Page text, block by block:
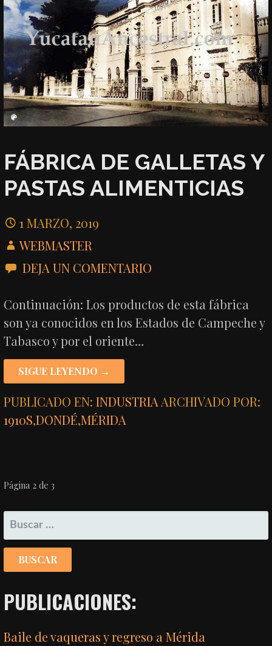
FÁBRICA DE GALLETAS Y
PASTAS ALIMENTICIAS
1 MARZO, 2019
WEBMASTER
DEJA UN COMENTARIO
Continuación: Los productos de esta fábrica
son ya conocidos en los Estados de Campeche y
Tabasco y por el oriente…
SIGUE LEYENDO →
PUBLICADO EN:INDUSTRIA ARCHIVADO POR:
1910S,DONDÉ,MÉRIDA
NAVEGACIÓN
POR
ENTRADA
Página 2 de 3
BUSCAR:
PUBLICACIONES:
Baile de vaqueras y regreso a Mérida